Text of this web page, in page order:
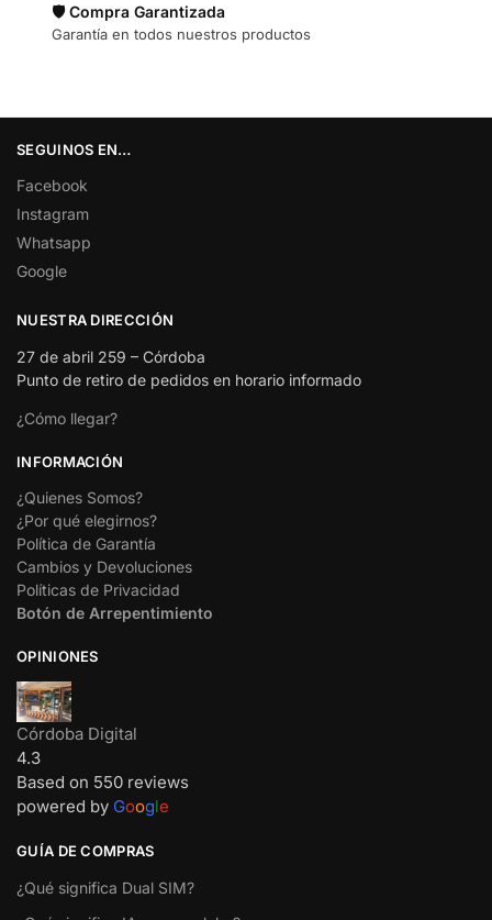
🛡️ Compra Garantizada
Garantía en todos nuestros productos
SEGUINOS EN…
Facebook
Instagram
Whatsapp
Google
NUESTRA DIRECCIÓN
27 de abril 259 – Córdoba
Punto de retiro de pedidos en horario informado
¿Cómo llegar?
INFORMACIÓN
¿Quienes Somos?
¿Por qué elegirnos?
Política de Garantía
Cambios y Devoluciones
Políticas de Privacidad
Botón de Arrepentimiento
OPINIONES
Córdoba Digital
4.3
Based on 550 reviews
powered by Google
GUÍA DE COMPRAS
¿Qué significa Dual SIM?